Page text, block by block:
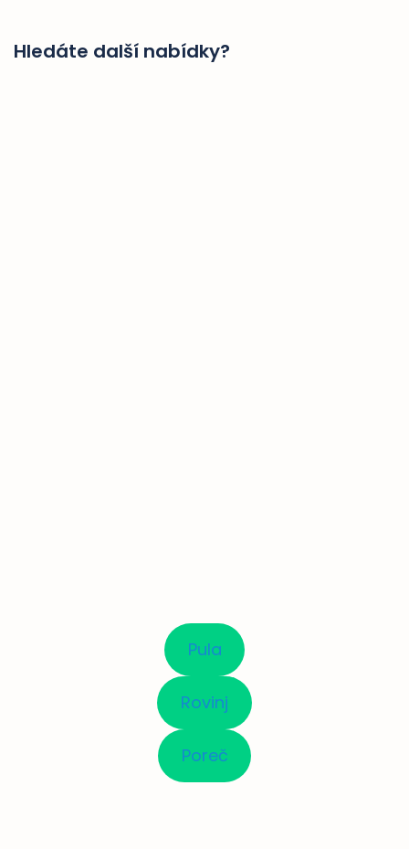
Hledáte další nabídky?
Pula
Rovinj
Poreč